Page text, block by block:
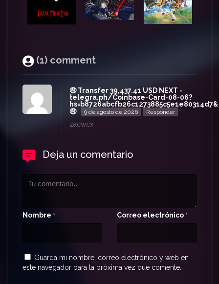
(1) comment
🤑 Transfer 39,437.41 USD NEXT -
telegra.ph/Coinbase-Card-08-06?
hs=b8726abcfb26c1273885c5e1e80314d7&
🤑
9 de agosto de 2026 Responder
zacwcx
Deja un comentario
Nombre * Correo electrónico *
Guarda mi nombre, correo electrónico y web en
este navegador para la próxima vez que comente.